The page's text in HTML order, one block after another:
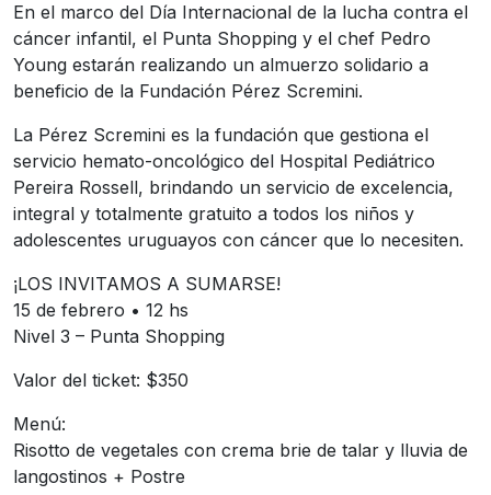
En el marco del Día Internacional de la lucha contra el
cáncer infantil, el Punta Shopping y el chef Pedro
Young estarán realizando un almuerzo solidario a
beneficio de la Fundación Pérez Scremini.
La Pérez Scremini es la fundación que gestiona el
servicio hemato-oncológico del Hospital Pediátrico
Pereira Rossell, brindando un servicio de excelencia,
integral y totalmente gratuito a todos los niños y
adolescentes uruguayos con cáncer que lo necesiten.
¡LOS INVITAMOS A SUMARSE!
15 de febrero • 12 hs
Nivel 3 – Punta Shopping
Valor del ticket: $350
Menú:
Risotto de vegetales con crema brie de talar y lluvia de
langostinos + Postre